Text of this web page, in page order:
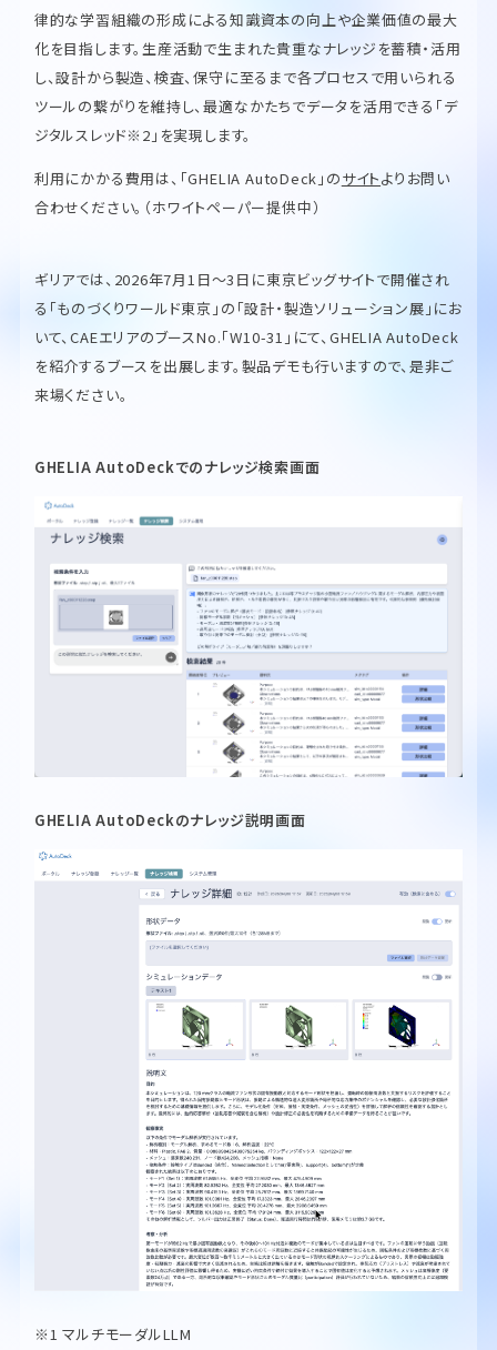
律的な学習組織の形成による知識資本の向上や企業価値の最大
化を目指します。生産活動で生まれた貴重なナレッジを蓄積・活用
し、設計から製造、検査、保守に至るまで各プロセスで用いられる
ツールの繋がりを維持し、最適なかたちでデータを活用できる「デ
ジタルスレッド※2」を実現します。
利用にかかる費用は、「GHELIA AutoDeck」のサイトよりお問い
合わせください。（ホワイトペーパー提供中）
ギリアでは、2026年7月1日〜3日に東京ビッグサイトで開催され
る「ものづくりワールド東京」の「設計・製造ソリューション展」にお
いて、CAEエリアのブースNo.「W10-31」にて、GHELIA AutoDeck
を紹介するブースを出展します。製品デモも行いますので、是非ご
来場ください。
GHELIA AutoDeckでのナレッジ検索画面
GHELIA AutoDeckのナレッジ説明画面
※1 マルチモーダルLLM